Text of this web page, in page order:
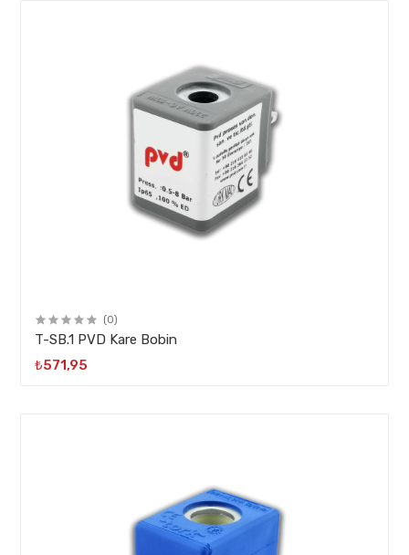
(0)
T-SB.1 PVD Kare Bobin
₺571,95